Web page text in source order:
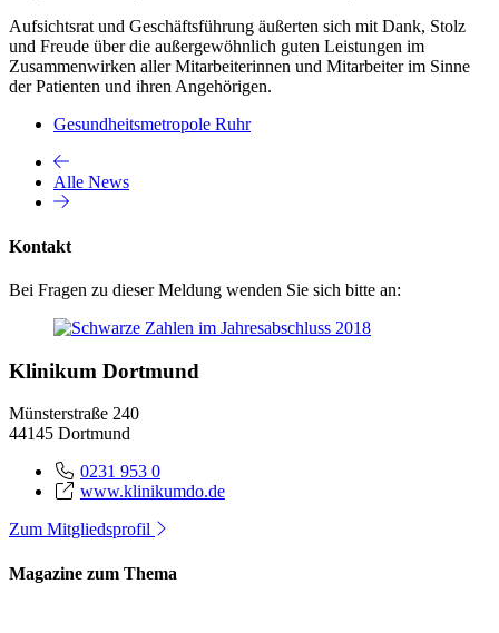
Aufsichtsrat und Geschäftsführung äußerten sich mit Dank, Stolz
und Freude über die außergewöhnlich guten Leistungen im
Zusammenwirken aller Mitarbeiterinnen und Mitarbeiter im Sinne
der Patienten und ihren Angehörigen.
Gesundheitsmetropole Ruhr
Alle News
Kontakt
Bei Fragen zu dieser Meldung wenden Sie sich bitte an:
Klinikum Dortmund
Münsterstraße 240
44145 Dortmund
0231 953 0
www.klinikumdo.de
Zum Mitgliedsprofil
Magazine zum Thema